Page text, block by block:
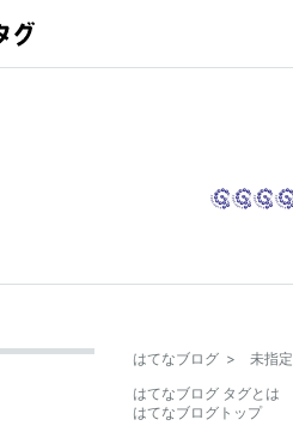
はてなブログ > 未指定
はてなブログ タグとは
はてなブログトップ